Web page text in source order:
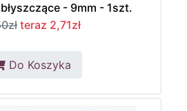
- 9mm - 1szt.
teraz 2,71zł
Do Koszyka